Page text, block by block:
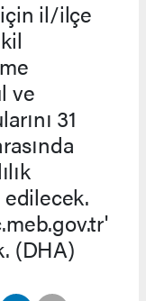
il/ilçe
ve
31
(DHA)